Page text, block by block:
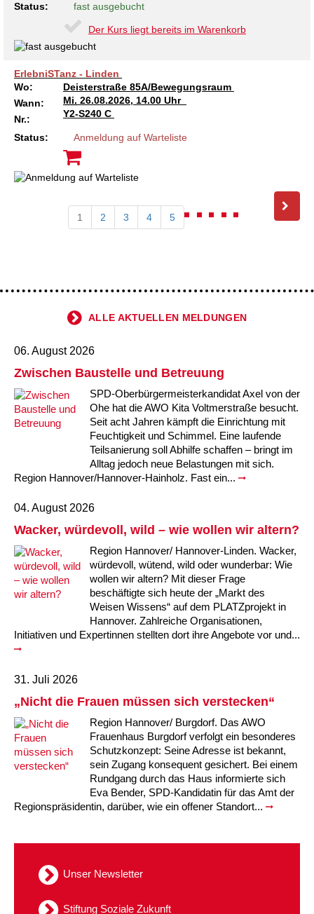
Status: fast ausgebucht
Der Kurs liegt bereits im Warenkorb
ErlebniSTanz - Linden
Wo:
Deisterstraße 85A/Bewegungsraum
Wann:
Mi. 26.08.2026, 14.00 Uhr
Nr.:
Y2-S240 C
Status: Anmeldung auf Warteliste
1 2 3 4 5
ALLE AKTUELLEN MELDUNGEN
06. August 2026
Zwischen Baustelle und Betreuung
SPD-Oberbürgermeisterkandidat Axel von der
Ohe hat die AWO Kita Voltmerstraße besucht.
Seit acht Jahren kämpft die Einrichtung mit
Feuchtigkeit und Schimmel. Eine laufende
Teilsanierung soll Abhilfe schaffen – bringt im
Alltag jedoch neue Belastungen mit sich.
Region Hannover/Hannover-Hainholz. Fast ein...
04. August 2026
Wacker, würdevoll, wild – wie wollen wir altern?
Region Hannover/ Hannover-Linden. Wacker,
würdevoll, wütend, wild oder wunderbar: Wie
wollen wir altern? Mit dieser Frage
beschäftigte sich heute der „Markt des
Weisen Wissens“ auf dem PLATZprojekt in
Hannover. Zahlreiche Organisationen,
Initiativen und Expertinnen stellten dort ihre Angebote vor und...
31. Juli 2026
„Nicht die Frauen müssen sich verstecken“
Region Hannover/ Burgdorf. Das AWO
Frauenhaus Burgdorf verfolgt ein besonderes
Schutzkonzept: Seine Adresse ist bekannt,
sein Zugang konsequent gesichert. Bei einem
Rundgang durch das Haus informierte sich
Eva Bender, SPD-Kandidatin für das Amt der
Regionspräsidentin, darüber, wie ein offener Standort...
Unser Newsletter
Stiftung Soziale Zukunft